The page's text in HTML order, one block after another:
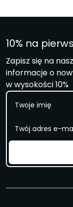
10% na
Zapisz się na
informacje o
w wysokości 10%
m
m
a
l
*